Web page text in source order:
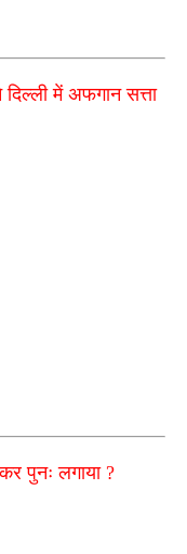
में अफगान सत्ता
पुनः लगाया ?